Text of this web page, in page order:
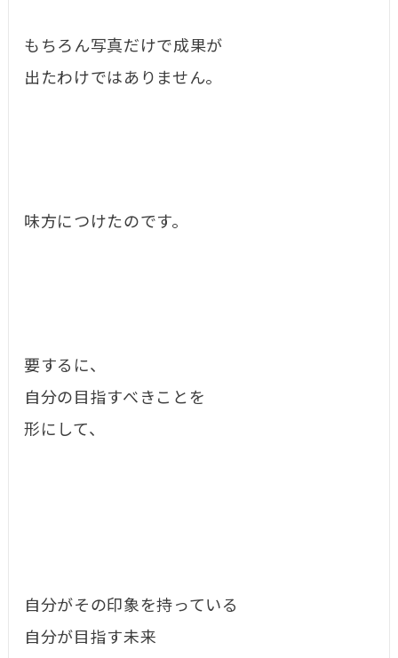
もちろん写真だけで成果が
出たわけではありません。
味方につけたのです。
要するに、
自分の目指すべきことを
形にして、
自分がその印象を持っている
自分が目指す未来